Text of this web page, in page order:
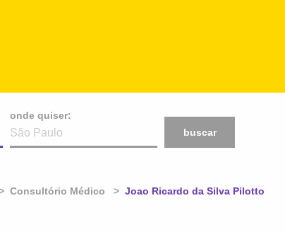
onde quiser:
buscar
Consultório Médico Atual:
Joao Ricardo da Silva Pilotto